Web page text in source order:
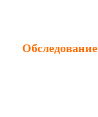
Обследование